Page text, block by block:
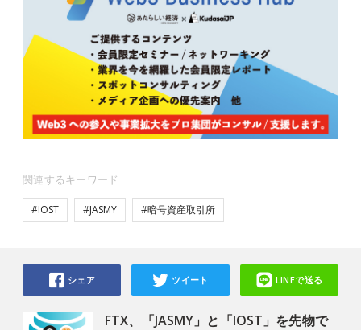
関連するキーワード
#IOST #JASMY #暗号資産取引所
FTX、「JASMY」と「IOST」を先物で
シェア ツイート LINEで送る